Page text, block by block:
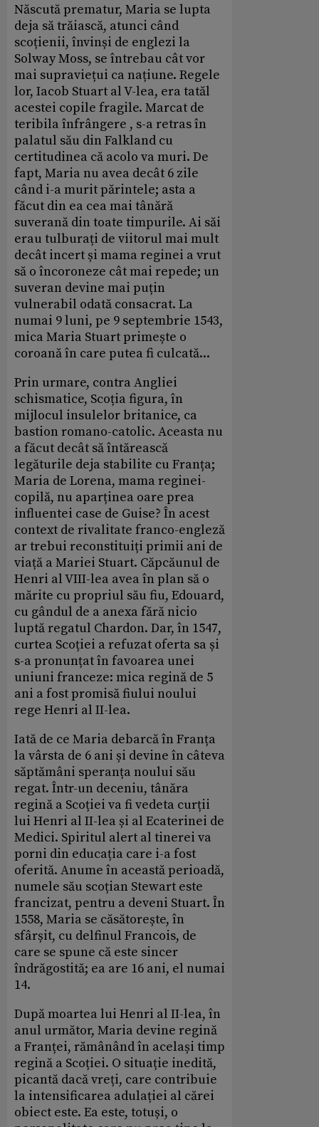
Născută prematur, Maria se lupta
deja să trăiască, atunci când
scoțienii, învinși de englezi la
Solway Moss, se întrebau cât vor
mai supraviețui ca națiune. Regele
lor, Iacob Stuart al V-lea, era tatăl
acestei copile fragile. Marcat de
teribila înfrângere , s-a retras în
palatul său din Falkland cu
certitudinea că acolo va muri. De
fapt, Maria nu avea decât 6 zile
când i-a murit părintele; asta a
făcut din ea cea mai tânără
suverană din toate timpurile. Ai săi
erau tulburați de viitorul mai mult
decât incert și mama reginei a vrut
să o încoroneze cât mai repede; un
suveran devine mai puțin
vulnerabil odată consacrat. La
numai 9 luni, pe 9 septembrie 1543,
mica Maria Stuart primește o
coroană în care putea fi culcată...
Prin urmare, contra Angliei
schismatice, Scoția figura, în
mijlocul insulelor britanice, ca
bastion romano-catolic. Aceasta nu
a făcut decât să întărească
legăturile deja stabilite cu Franța;
Maria de Lorena, mama reginei-
copilă, nu aparținea oare prea
influentei case de Guise? În acest
context de rivalitate franco-engleză
ar trebui reconstituiți primii ani de
viață a Mariei Stuart. Căpcăunul de
Henri al VIII-lea avea în plan să o
mărite cu propriul său fiu, Edouard,
cu gândul de a anexa fără nicio
luptă regatul Chardon. Dar, în 1547,
curtea Scoției a refuzat oferta sa și
s-a pronunțat în favoarea unei
uniuni franceze: mica regină de 5
ani a fost promisă fiului noului
rege Henri al II-lea.
Iată de ce Maria debarcă în Franța
la vârsta de 6 ani și devine în câteva
săptămâni speranța noului său
regat. Într-un deceniu, tânăra
regină a Scoției va fi vedeta curții
lui Henri al II-lea și al Ecaterinei de
Medici. Spiritul alert al tinerei va
porni din educația care i-a fost
oferită. Anume în această perioadă,
numele său scoțian Stewart este
francizat, pentru a deveni Stuart. În
1558, Maria se căsătorește, în
sfârșit, cu delfinul Francois, de
care se spune că este sincer
îndrăgostită; ea are 16 ani, el numai
14.
După moartea lui Henri al II-lea, în
anul următor, Maria devine regină
a Franței, rămânând în același timp
regină a Scoției. O situație inedită,
picantă dacă vreți, care contribuie
la intensificarea adulației al cărei
obiect este. Ea este, totuși, o